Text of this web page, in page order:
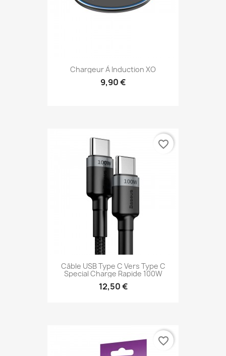
Chargeur À Induction XO
9,90 €
Câble USB Type C Vers Type C
Special Charge Rapide 100W
12,50 €
favorite_border
favorite_border